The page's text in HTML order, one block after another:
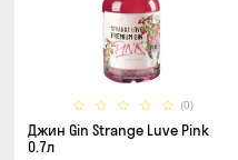
(0)
Джин Gin Strange Luve Pink
0.7л